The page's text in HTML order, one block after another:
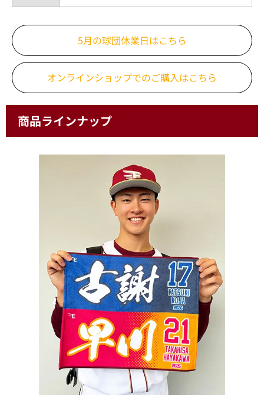
5月の球団休業日はこちら
オンラインショップでのご購入はこちら
商品ラインナップ